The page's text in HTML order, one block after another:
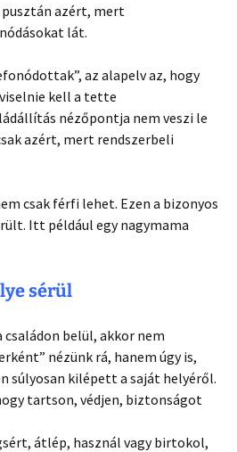
azért, mert
lát.
az alapelv az, hogy
kell a tette
nézőpontja nem veszi le
azért, mert rendszerbeli
csak férfi lehet. Ezen a bizonyos
Itt például egy nagymama
sérül
családon belül, akkor nem
nézünk rá, hanem úgy is,
súlyosan kilépett a saját helyéről.
tartson, védjen, biztonságot
átlép, használ vagy birtokol,